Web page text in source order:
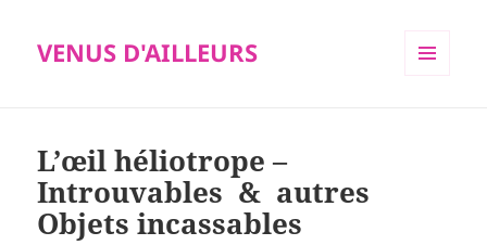
VENUS D'AILLEURS
L’œil héliotrope –
Introuvables & autres
Objets incassables